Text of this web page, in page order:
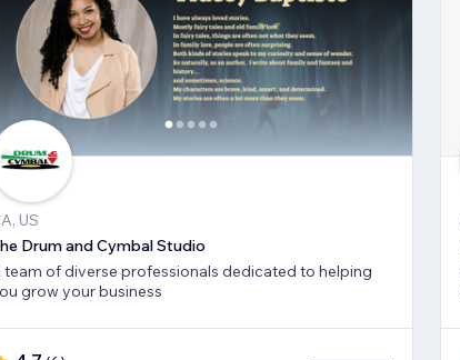
US
Drum and Cymbal Studio
team of diverse professionals dedicated to helping
grow your business